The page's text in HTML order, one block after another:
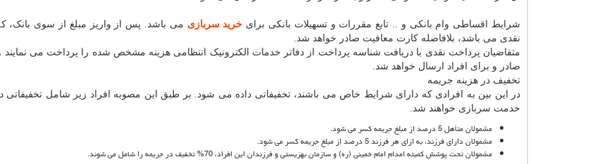
شرایط اقساطی وام بانکی و .. تابع مقررات و تسهیلات بانکی برای خرید سربازی می باشد. پس از واریز مبلغ از سوی بانک،
نقدی می باشد، بلافاصله کارت معافیت صادر خواهد شد.
متقاضیان پرداخت نقدی با دریافت شناسه پرداخت از دفاتر خدمات الکترونیک انتظامی هزینه مشخص شده را پرداخت می
صادر و برای افراد ارسال خواهد شد.
تخفیف در هزینه جریمه
در این بین به افرادی که دارای شرایط خاص می باشند، تخفیفاتی داده می شود. بر طبق این مصوبه افراد زیر شامل تخفیفاتی
خدمت سربازی خواهند شد.
مشمولان متأهل 5 درصد از مبلغ جریمه کسر می شود.
مشمولان دارای فرزند، به ازای هر فرزند 5 درصد از مبلغ جریمه کسر می شود.
مشمولان تحت پوشش کمیته امدام امام خمینی (ره) و سازمان بهزیستی و فرزندان این افراد، 70% تخفیف در جریمه را شامل می شوند.